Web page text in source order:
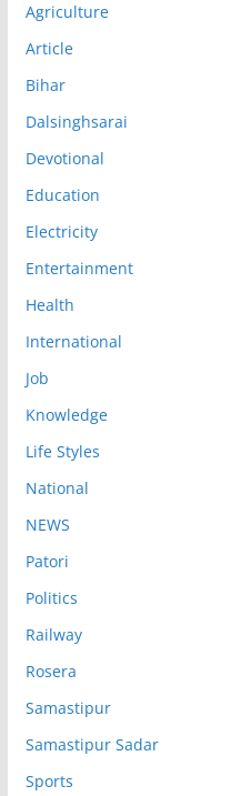
Agriculture
Article
Bihar
Dalsinghsarai
Devotional
Education
Electricity
Entertainment
Health
International
Job
Knowledge
Life Styles
National
NEWS
Patori
Politics
Railway
Rosera
Samastipur
Samastipur Sadar
Sports